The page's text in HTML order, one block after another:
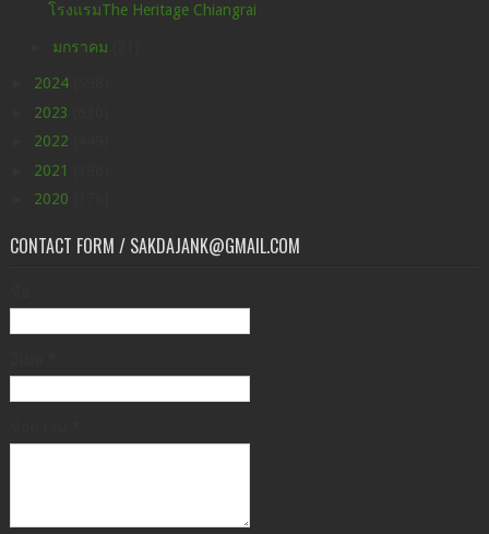
โรงแรมThe Heritage Chiangrai
มกราคม
2024
2023
2022
2021
2020
CONTACT FORM / SAKDAJANK@GMAIL.COM